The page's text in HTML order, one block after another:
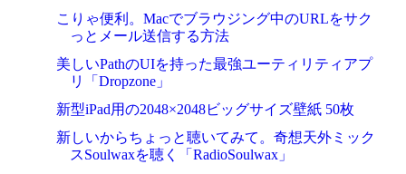
こりゃ便利。Macでブラウジング中のURLをサク
っとメール送信する方法
美しいPathのUIを持った最強ユーティリティアプ
リ「Dropzone」
新型iPad用の2048×2048ビッグサイズ壁紙 50枚
新しいからちょっと聴いてみて。奇想天外ミック
スSoulwaxを聴く「RadioSoulwax」